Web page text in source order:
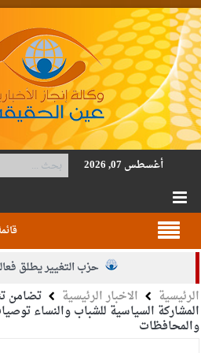
أغسطس 07, 2026
حزب التغيير يطلق
الجيش يفتح باب التجنيد
بيان اجتماع عمّان:دعم الوصاية
الرئيسية الاخبار الرئيسية تضامن
المشاركة السياسية للشباب والنساء
والمحافظات